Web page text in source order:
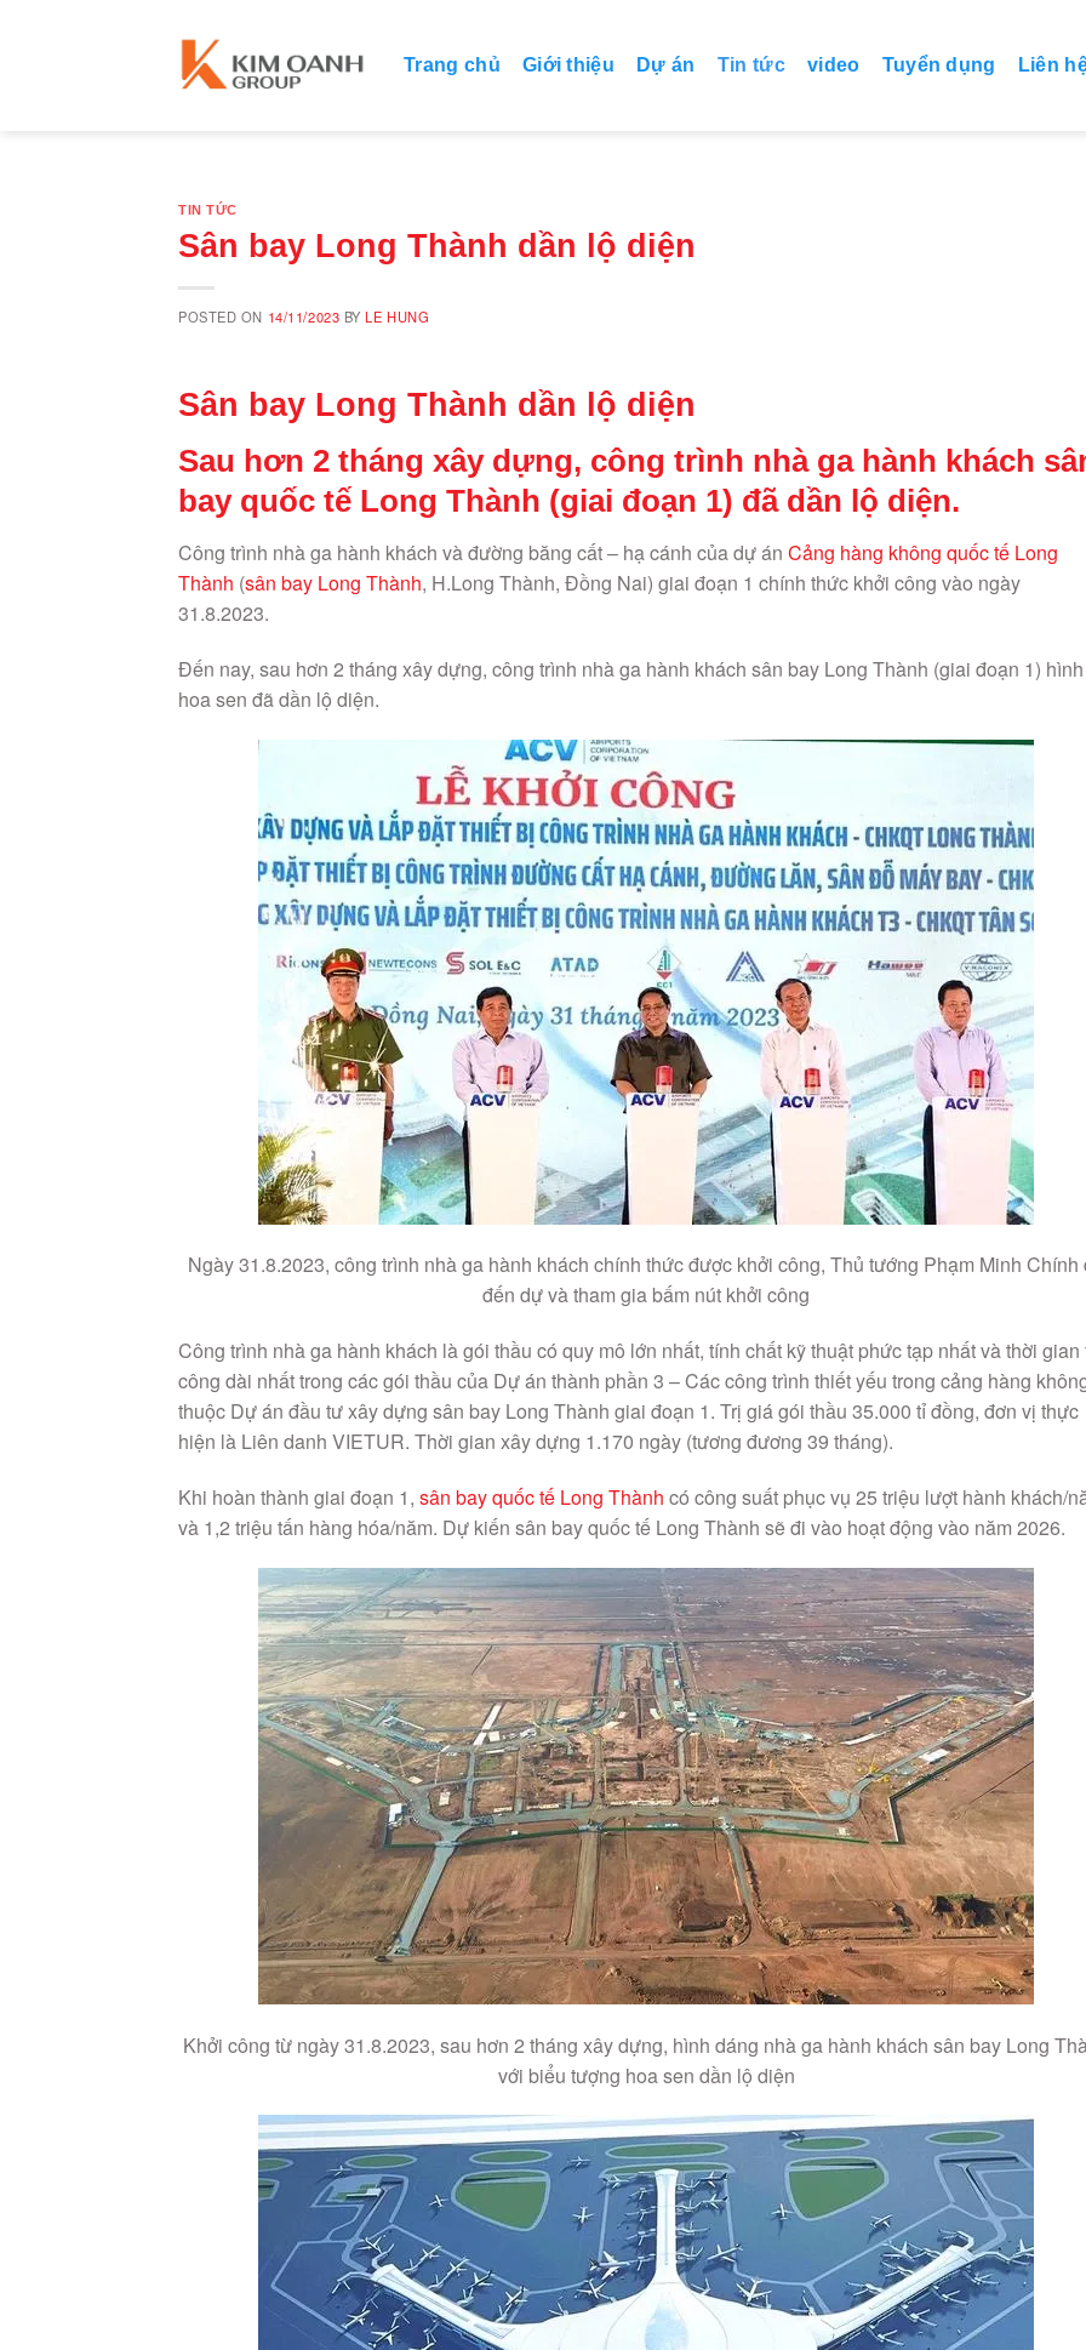
Trang chủ Giới thiệu Dự án Tin tức video Tuyển dụng Liên
TIN TỨC
Sân bay Long Thành dần lộ diện
POSTED ON 14/11/2023 BYLE HUNG
Sân bay Long Thành dần lộ diện
Sau hơn 2 tháng xây dựng, công trình nhà ga hành khách
bay quốc tế Long Thành (giai đoạn 1) đã dần lộ diện.
Công trình nhà ga hành khách và đường băng cất – hạ cánh của dự án Cảng hàng không quốc tế Long
Thành (sân bay Long Thành, H.Long Thành, Đồng Nai) giai đoạn 1 chính thức khởi công vào ngày
31.8.2023.
Đến nay, sau hơn 2 tháng xây dựng, công trình nhà ga hành khách sân bay Long Thành (giai đoạn 1) hình
hoa sen đã dần lộ diện.
Ngày 31.8.2023, công trình nhà ga hành khách chính thức được khởi công, Thủ tướng Phạm Minh Chính
đến dự và tham gia bấm nút khởi công
Công trình nhà ga hành khách là gói thầu có quy mô lớn nhất, tính chất kỹ thuật phức tạp nhất và thời gian
công dài nhất trong các gói thầu của Dự án thành phần 3 – Các công trình thiết yếu trong cảng hàng
thuộc Dự án đầu tư xây dựng sân bay Long Thành giai đoạn 1. Trị giá gói thầu 35.000 tỉ đồng, đơn vị thực
hiện là Liên danh VIETUR. Thời gian xây dựng 1.170 ngày (tương đương 39 tháng).
Khi hoàn thành giai đoạn 1, sân bay quốc tế Long Thành có công suất phục vụ 25 triệu lượt hành khách/
và 1,2 triệu tấn hàng hóa/năm. Dự kiến sân bay quốc tế Long Thành sẽ đi vào hoạt động vào năm 2026.
Khởi công từ ngày 31.8.2023, sau hơn 2 tháng xây dựng, hình dáng nhà ga hành khách sân bay Long
với biểu tượng hoa sen dần lộ diện